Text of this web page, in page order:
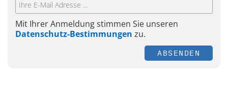
Mit Ihrer Anmeldung stimmen Sie unseren
Datenschutz-Bestimmungen zu.
ABSENDEN